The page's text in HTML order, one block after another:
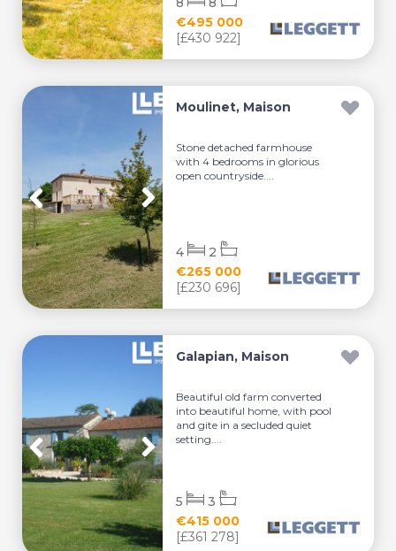
€495 000
[£430 922]
Moulinet, Maison
Stone detached farmhouse
with 4 bedrooms in glorious
open countryside....
€265 000
[£230 696]
4 2
Galapian, Maison
Beautiful old farm converted
into beautiful home, with pool
and gite in a secluded quiet
setting....
€415 000
[£361 278]
5 3